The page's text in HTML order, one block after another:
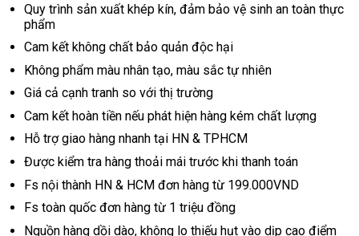
Quy trình sản xuất khép kín, đảm bảo vệ sinh an toàn thực
phẩm
Cam kết không chất bảo quản độc hại
Không phẩm màu nhân tạo, màu sắc tự nhiên
Giá cả cạnh tranh so với thị trường
Cam kết hoàn tiền nếu phát hiện hàng kém chất lượng
Hỗ trợ giao hàng nhanh tại HN & TPHCM
Được kiểm tra hàng thoải mái trước khi thanh toán
Fs nội thành HN & HCM đơn hàng từ 199.000VND
Fs toàn quốc đơn hàng từ 1 triệu đồng
Nguồn hàng dồi dào, không lo thiếu hụt vào dịp cao điểm